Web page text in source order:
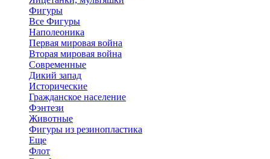
Фигуры
Все Фигуры
Наполеоника
Первая мировая война
Вторая мировая война
Современные
Дикий запад
Исторические
Гражданское население
Фэнтези
Животные
Фигуры из резинопластика
Еще
Флот